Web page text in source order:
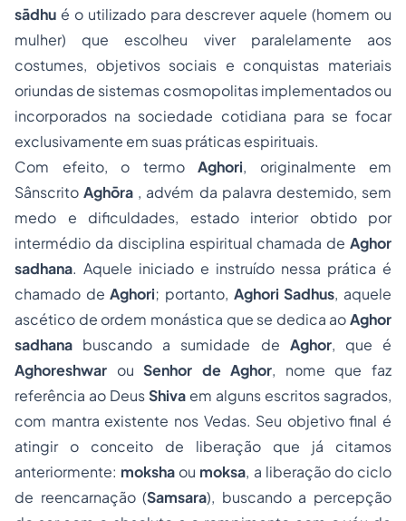
sādhu é o utilizado para descrever aquele (homem ou
mulher) que escolheu viver paralelamente aos
costumes, objetivos sociais e conquistas materiais
oriundas de sistemas cosmopolitas implementados ou
incorporados na sociedade cotidiana para se focar
exclusivamente em suas práticas espirituais.
Com efeito, o termo Aghori, originalmente em
SânscritoAghōra , advém da palavra destemido, sem
medo e dificuldades, estado interior obtido por
intermédio da disciplina espiritual chamada de Aghor
sadhana. Aquele iniciado e instruído nessa prática é
chamado deAghori; portanto, Aghori Sadhus, aquele
ascético de ordem monástica que se dedica aoAghor
sadhana buscando a sumidade de Aghor, que é
Aghoreshwar ouSenhor de Aghor, nome que faz
referência ao DeusShiva em alguns escritos sagrados,
com mantra existente nos Vedas. Seu objetivo final é
atingir o conceito de liberação que já citamos
anteriormente: moksha ou moksa, a liberação do ciclo
de reencarnação (Samsara), buscando a percepção